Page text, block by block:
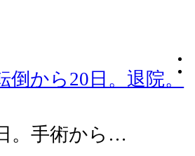
倒から20日。退院。
。手術から…